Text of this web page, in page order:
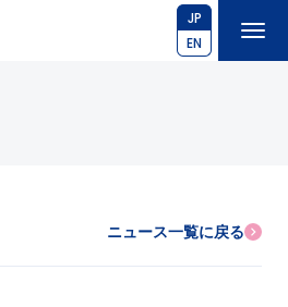
JP
EN
ニュース一覧に戻る